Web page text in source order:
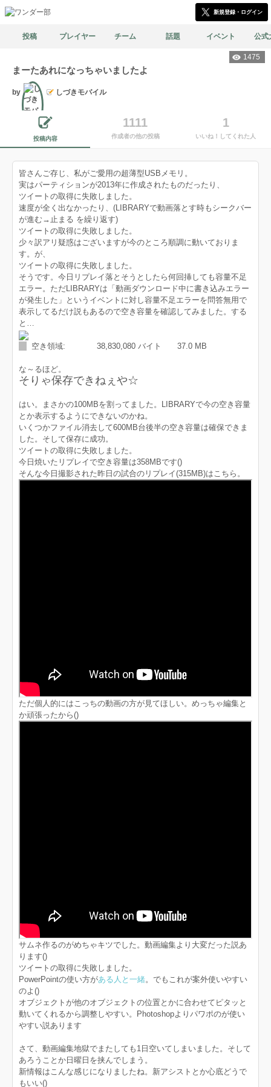
新規登録・ログイン
投稿 プレイヤー チーム 話題 イベント 公式
1475
まーたあれになっちゃいましたよ
by しづきモバイル
投稿内容
1111
作成者の他の投稿
1
いいね！してくれた人
皆さんご存じ、私がご愛用の超薄型USBメモリ。
実はパーティションが2013年に作成されたものだったり、
ツイートの取得に失敗しました。
速度が全く出なかったり、(LIBRARYで動画落とす時もシークバー
が進む→止まる を繰り返す)
ツイートの取得に失敗しました。
少々訳アリ疑惑はございますが今のところ順調に動いておりま
す。が、
ツイートの取得に失敗しました。
そうです。今日リプレイ落とそうとしたら何回挿しても容量不足
エラー。ただLIBRARYは「動画ダウンロード中に書き込みエラー
が発生した」というイベントに対し容量不足エラーを問答無用で
表示してるだけ説もあるので空き容量を確認してみました。する
と…
空き領域: 38,830,080 バイト 37.0 MB
な～るほど。
そりゃ保存できねぇや☆
はい。まさかの100MBを割ってました。LIBRARYで今の空き容量
とか表示するようにできないのかね。
いくつかファイル消去して600MB台後半の空き容量は確保できま
した。そして保存に成功。
ツイートの取得に失敗しました。
今日焼いたリプレイで空き容量は358MBです()
そんな今日撮影された昨日の試合のリプレイ(315MB)はこちら。
ただ個人的にはこっちの動画の方が見てほしい。めっちゃ編集と
か頑張ったから()
サムネ作るのがめちゃキツでした。動画編集より大変だった説あ
ります()
ツイートの取得に失敗しました。
PowerPointの使い方がある人と一緒。でもこれが案外使いやすい
のよ()
オブジェクトが他のオブジェクトの位置とかに合わせてピタッと
動いてくれるから調整しやすい。Photoshopよりパワポのが使い
やすい説あります
さて、動画編集地獄でまたしても1日空いてしまいました。そして
あろうことか日曜日を挟んでしまう。
新情報はこんな感じになりましたね。新アシストとか心底どうで
もいい()